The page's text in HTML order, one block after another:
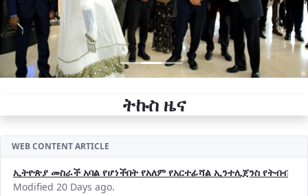
ትኩስ ዜና
WEB CONTENT ARTICLE
ኢትዮጵያ መስራች አባል የሆነችበት የአለም የአርተፊሻል ኢንተሊጀንስ የትብብር
Modified 20 Days ago.